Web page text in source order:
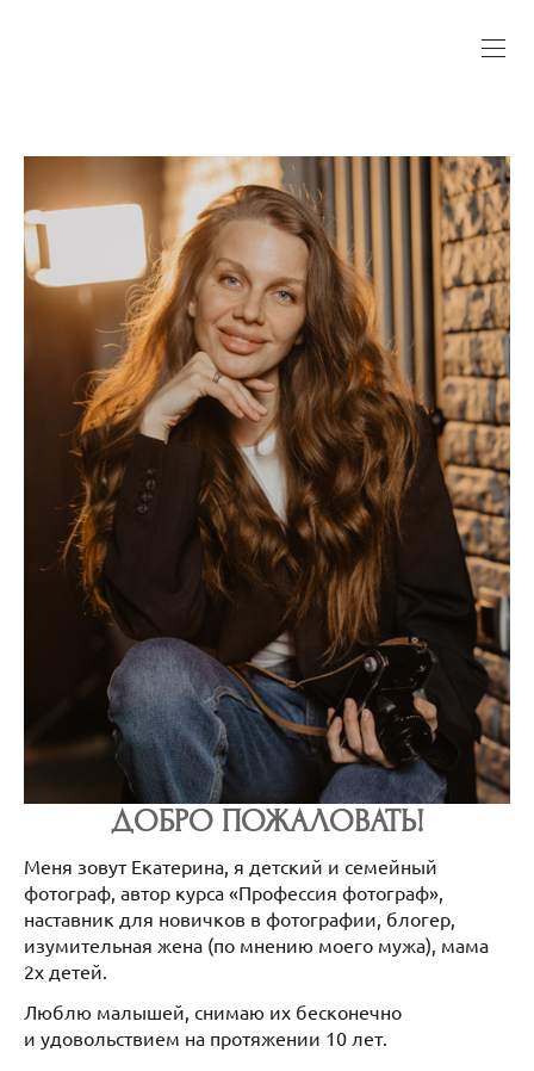
ДОБРО ПОЖАЛОВАТЬ!
Меня зовут Екатерина, я детский и семейный
фотограф, автор курса «Профессия фотограф»,
наставник для новичков в фотографии, блогер,
изумительная жена (по мнению моего мужа), мама
2х детей.
Люблю малышей, снимаю их бесконечно
и удовольствием на протяжении 10 лет.